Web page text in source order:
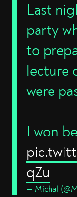
Last
party
to
lecture
were
I won
qZu
— Michal